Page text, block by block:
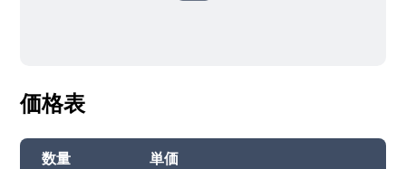
価格表
数量 単価